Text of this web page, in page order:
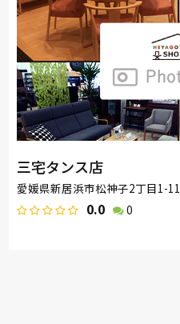
三宅タンス店
愛媛県新居浜市松神子2丁目1-11
0.0 0